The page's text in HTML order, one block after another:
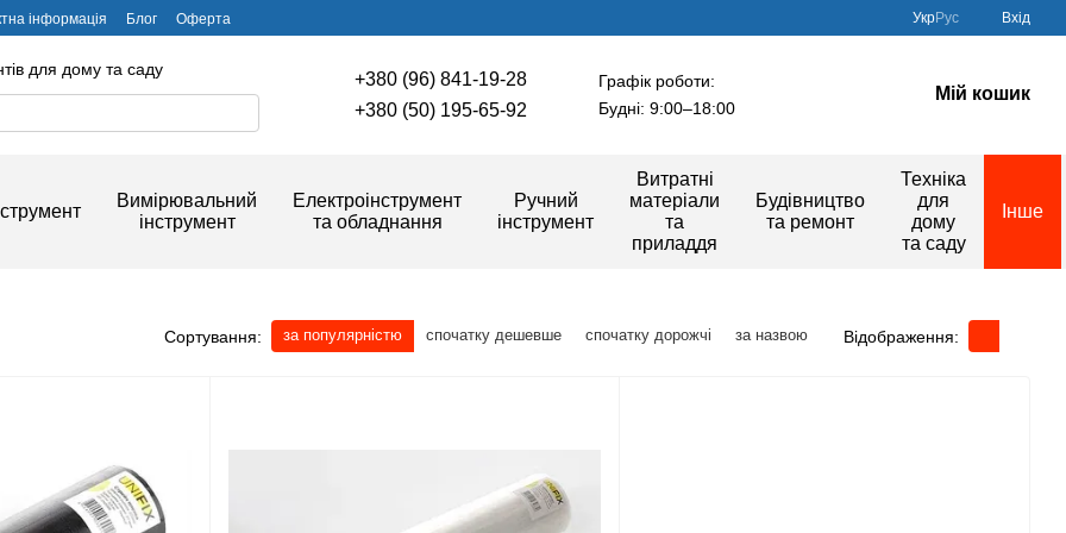
інформація Блог Оферта УкрРус Вхід
для дому та саду
+380 (96) 841-19-28
+380 (50) 195-65-92
Графік роботи:
Будні: 9:00–18:00
Мій кошик
Вимірювальний
інструмент
Електроінструмент
та обладнання
Ручний
інструмент
Витратні
матеріали
та
приладдя
Будівництво
та ремонт
Техніка
для
дому
та саду
Інше
Сортування: за популярністю спочатку дешевше спочатку дорожчі за назвою Відображення: